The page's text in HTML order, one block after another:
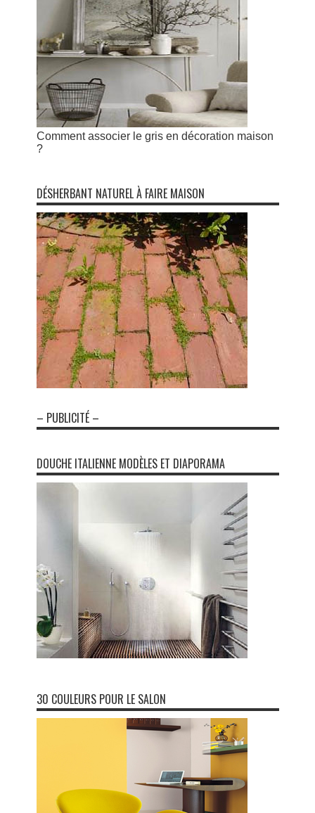
Comment associer le gris en décoration maison
?
DÉSHERBANT NATUREL À FAIRE MAISON
– PUBLICITÉ –
DOUCHE ITALIENNE MODÈLES ET DIAPORAMA
30 COULEURS POUR LE SALON